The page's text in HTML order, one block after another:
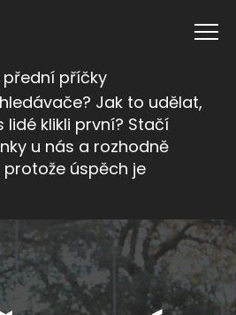
příčky
Jak to udělat,
klikli první? Stačí
u nás a rozhodně
úspěch je